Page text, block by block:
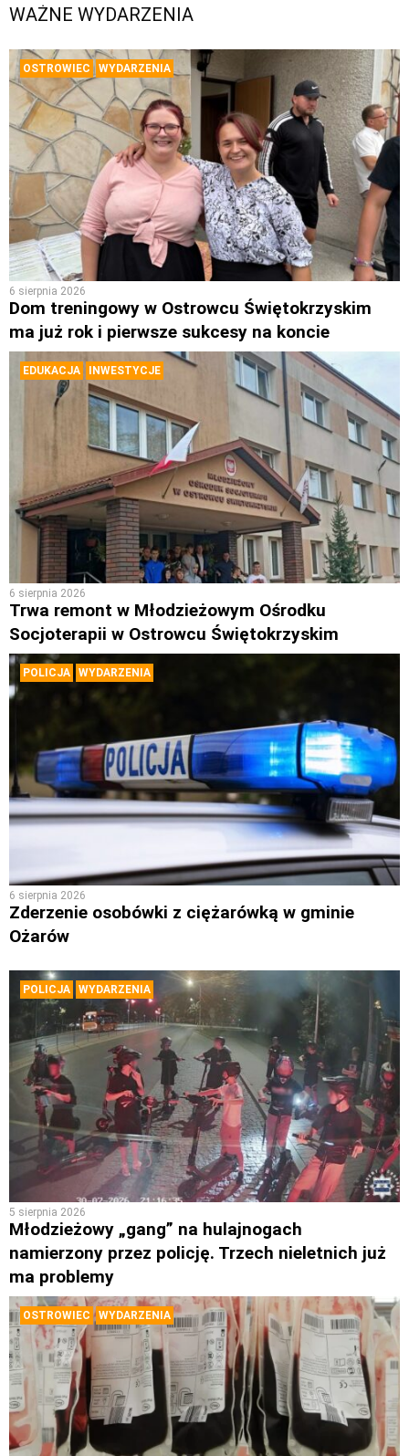
WAŻNE WYDARZENIA
OSTROWIEC WYDARZENIA
6 sierpnia 2026
Dom treningowy w Ostrowcu Świętokrzyskim
ma już rok i pierwsze sukcesy na koncie
EDUKACJA INWESTYCJE
6 sierpnia 2026
Trwa remont w Młodzieżowym Ośrodku
Socjoterapii w Ostrowcu Świętokrzyskim
POLICJA WYDARZENIA
6 sierpnia 2026
Zderzenie osobówki z ciężarówką w gminie
Ożarów
POLICJA WYDARZENIA
5 sierpnia 2026
Młodzieżowy „gang” na hulajnogach
namierzony przez policję. Trzech nieletnich już
ma problemy
OSTROWIEC WYDARZENIA